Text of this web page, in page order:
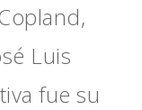
Luis
fue su